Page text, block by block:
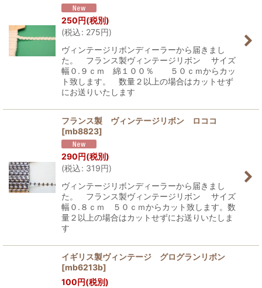
250円(税別)
(税込: 275円)
ヴィンテージリボンディーラーから届きまし
た。 フランス製ヴィンテージリボン サイズ
幅０.９ｃｍ 綿１００％ ５０ｃｍからカッ
ト致します。 数量２以上の場合はカットせず
にお送りいたします
フランス製 ヴィンテージリボン ロココ
[mb8823]
290円(税別)
(税込: 319円)
ヴィンテージリボンディーラーから届きまし
た。 フランス製ヴィンテージリボン サイズ
幅０.８ｃｍ ５０ｃｍからカット致します。数
量２以上の場合はカットせずにお送りいたしま
す
イギリス製ヴィンテージ グログランリボン
[mb6213b]
100円(税別)